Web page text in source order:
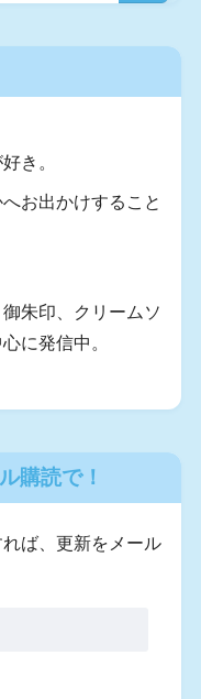
き。
お出かけすること
朱印、クリームソ
に発信中。
購読で！
ば、更新をメール